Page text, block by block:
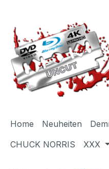
Home Neuheiten
CHUCK NORRIS
XXX